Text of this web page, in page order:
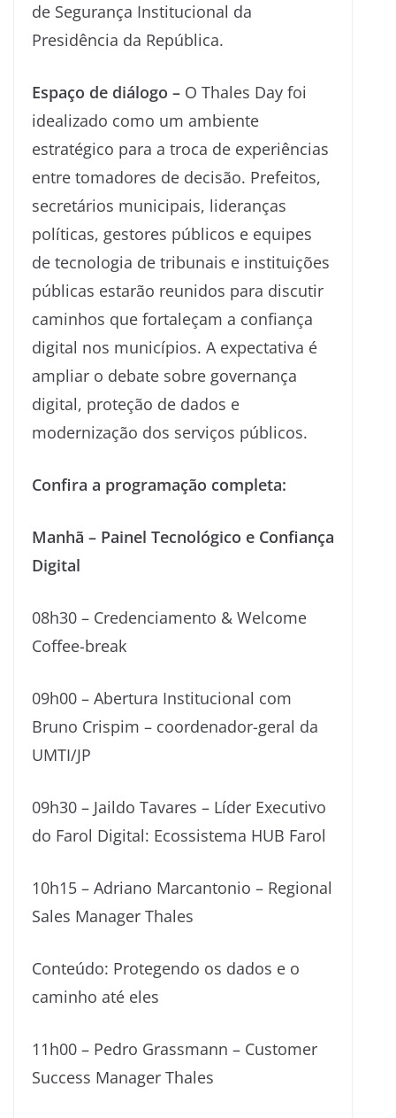
de Segurança Institucional da
Presidência da República.
Espaço de diálogo – O Thales Day foi
idealizado como um ambiente
estratégico para a troca de experiências
entre tomadores de decisão. Prefeitos,
secretários municipais, lideranças
políticas, gestores públicos e equipes
de tecnologia de tribunais e instituições
públicas estarão reunidos para discutir
caminhos que fortaleçam a confiança
digital nos municípios. A expectativa é
ampliar o debate sobre governança
digital, proteção de dados e
modernização dos serviços públicos.
Confira a programação completa:
Manhã – Painel Tecnológico e Confiança
Digital
08h30 – Credenciamento & Welcome
Coffee-break
09h00 – Abertura Institucional com
Bruno Crispim – coordenador-geral da
UMTI/JP
09h30 – Jaildo Tavares – Líder Executivo
do Farol Digital: Ecossistema HUB Farol
10h15 – Adriano Marcantonio – Regional
Sales Manager Thales
Conteúdo: Protegendo os dados e o
caminho até eles
11h00 – Pedro Grassmann – Customer
Success Manager Thales